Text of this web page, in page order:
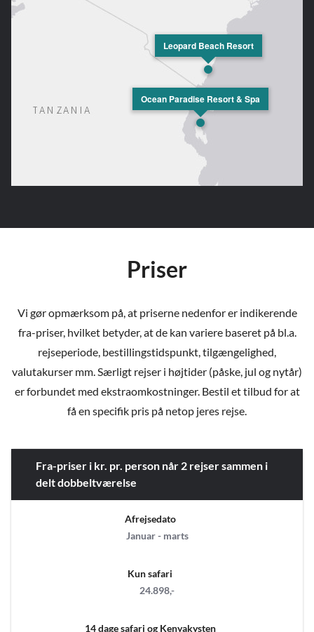
Leopard Beach Resort
Ocean Paradise Resort & Spa
Priser
Vi gør opmærksom på, at priserne nedenfor er indikerende
fra-priser, hvilket betyder, at de kan variere baseret på bl.a.
rejseperiode, bestillingstidspunkt, tilgængelighed,
valutakurser mm. Særligt rejser i højtider (påske, jul og nytår)
er forbundet med ekstraomkostninger. Bestil et tilbud for at
få en specifik pris på netop jeres rejse.
Fra-priser i kr. pr. person når 2 rejser sammen i
delt dobbeltværelse
Afrejsedato
Januar - marts
Kun safari
24.898,-
14 dage safari og Kenyakysten